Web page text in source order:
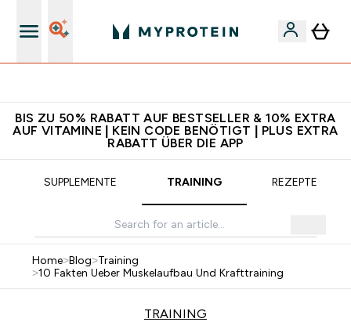
BIS ZU 50% RABATT AUF BESTSELLER & 10% EXTRA
AUF VITAMINE | KEIN CODE BENÖTIGT | PLUS EXTRA
RABATT ÜBER DIE APP
SUPPLEMENTE TRAINING REZEPTE
Home>Blog>Training
>10 Fakten Ueber Muskelaufbau Und Krafttraining
TRAINING